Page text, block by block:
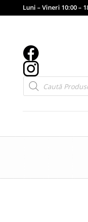
Luni – Vineri 10:00 –
Products
search